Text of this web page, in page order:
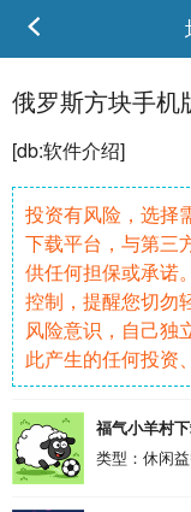
俄罗斯方块手机
[db:软件介绍]
投资有风险，选择
下载平台，与第三
供任何担保或承诺
控制，提醒您切勿
风险意识，自己独
此产生的任何投资
福气小羊村
类型：休闲